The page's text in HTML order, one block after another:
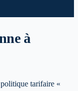
à
tarifaire «